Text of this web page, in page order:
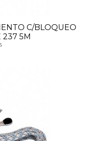
C/BLOQUEO
237 5M